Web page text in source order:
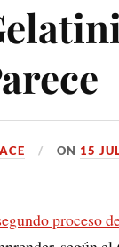
ACE ON 15
proceso